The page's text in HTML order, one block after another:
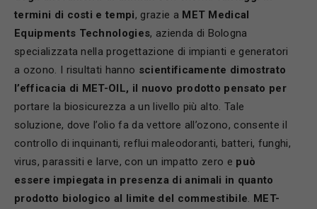
termini di costi e tempi, grazie a MET Medical
Equipments Technologies, azienda di Bologna
specializzata nella progettazione di impianti e generatori
a ozono. I risultati hanno scientificamente dimostrato
l’efficacia di MET-OIL, il nuovo prodotto pensato per
portare la biosicurezza a un livello più alto. Tale
soluzione, dove l’olio fa da vettore all’ozono, consente il
controllo di inquinanti, reflui maleodoranti, batteri, funghi,
virus, parassiti e larve, con un impatto zero e può
essere impiegata in presenza di animali in quanto
prodotto biologico al limite del commestibile MET-